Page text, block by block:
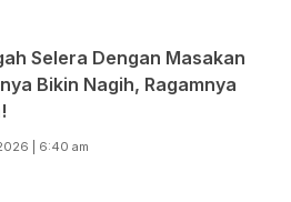
Selera Dengan Masakan
Bikin Nagih, Ragamnya
| 6:40 am